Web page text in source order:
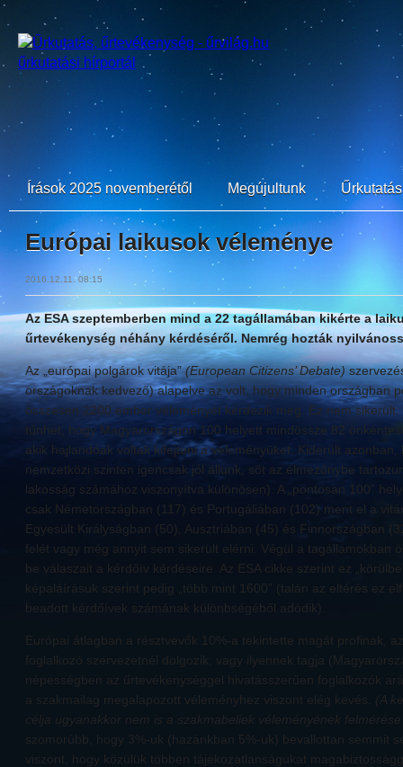
Írások 2025 novemberétől Megújultunk
Európai laikusok véleménye
2016.12.11. 08:15
Az ESA szeptemberben mind a 22 tagállamában kikérte a
űrtevékenység néhány kérdéséről. Nemrég hozták
Az „európai polgárok vitája”(European Citizens’ Debate)
országoknak kedvező) alapelve az volt, hogy minden országban
összesen 2200 ember véleményét kérdezik meg. Ez nem
tűnhet, hogy Magyarországon 100 helyett mindössze 82
akik hajlandóak voltak kifejteni a véleményüket. Kiderült
nemzetközi szinten igencsak jól állunk, sőt az élmezőnybe
lakosság számához viszonyítva különösen). A „pontosan 100”
csak Németországban (117) és Portugáliában (102) ment el a
Egyesült Királyságban (50), Ausztriában (45) és Finnországban
felét vagy még annyit sem sikerült elérni. Végül a tagállamokban
be válaszait a kérdőív kérdéseire. Az ESA cikke szerint ez
képaláírásuk szerint pedig „több mint 1600” (talán az eltérés ez
beadott kérdőívek számának különbségéből adódik).
Európai átlagban a résztvevők 10%-a tekintette magát profinak,
foglalkozó szervezetnél dolgozik, vagy ilyennek tagja
népességben az űrtevékenységgel hivatásszerűen foglalkozók
a szakmailag megalapozott véleményhez viszont elég kevés. (A
célja ugyanakkor nem is a szakmabeliek véleményének
szomorúbb, hogy 3%-uk (hazánkban 5%-uk) bevallottan semmit
viszont, hogy közülük többen tájékozatlanságukat